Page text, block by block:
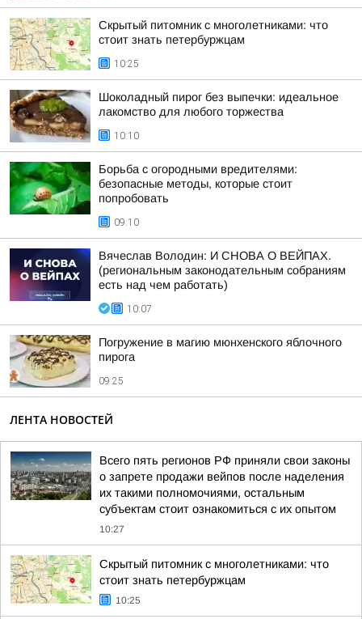
Скрытый питомник с многолетниками: что
стоит знать петербуржцам
10:25
Шоколадный пирог без выпечки: идеальное
лакомство для любого торжества
10:10
Борьба с огородными вредителями:
безопасные методы, которые стоит
попробовать
09:10
Вячеслав Володин: И СНОВА О ВЕЙПАХ.
(региональным законодательным собраниям
есть над чем работать)
10:07
Погружение в магию мюнхенского яблочного
пирога
09:25
ЛЕНТА НОВОСТЕЙ
Всего пять регионов РФ приняли свои законы
о запрете продажи вейпов после наделения
их такими полномочиями, остальным
субъектам стоит ознакомиться с их опытом
10:27
Скрытый питомник с многолетниками: что
стоит знать петербуржцам
10:25